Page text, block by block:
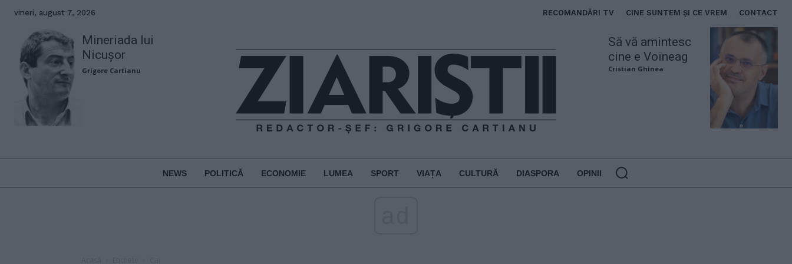
vineri, august 7, 2026 RECOMANDĂRI TV CINE SUNTEM ȘI CE VREM CONTACT
Mineriada lui
Nicușor
Grigore Cartianu
Să vă amintesc
cine e Voineag
Cristian Ghinea
NEWS POLITICĂ ECONOMIE LUMEA SPORT VIAȚA CULTURĂ DIASPORA OPINII